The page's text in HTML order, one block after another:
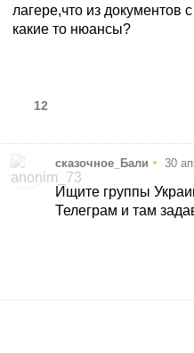
лагере,что из документов
какие то нюансы?
12
сказочное_Бали • 30
Ищите группы
Телеграм и там